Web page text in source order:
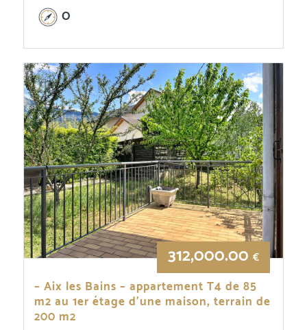
O
312,000.00€
– Aix les Bains – appartement T4 de 85
m2 au 1er étage d’une maison, terrain de
200 m2